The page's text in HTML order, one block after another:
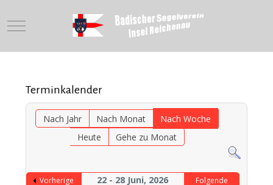
Mobile Menu Toggle
Terminkalender
Nach Jahr Nach Monat
Nach Woche
Heute
Gehe zu Monat
Vorherige
22 - 28 Juni, 2026
Folgende